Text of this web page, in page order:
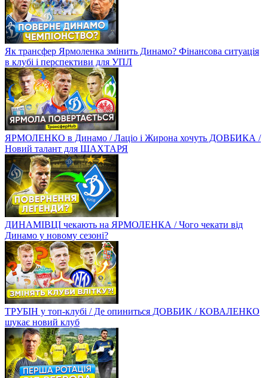
Як трансфер Ярмоленка змінить Динамо? Фінансова ситуація
в клубі і перспективи для УПЛ
ЯРМОЛЕНКО в Динамо / Лаціо і Жирона хочуть ДОВБИКА /
Новий талант для ШАХТАРЯ
ДИНАМІВЦІ чекають на ЯРМОЛЕНКА / Чого чекати від
Динамо у новому сезоні?
ТРУБІН у топ-клубі / Де опиниться ДОВБИК / КОВАЛЕНКО
шукає новий клуб